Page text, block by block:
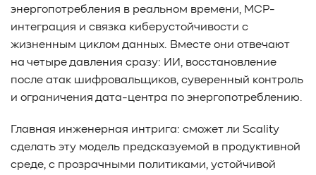
энергопотребления в реальном времени, MCP-
интеграция и связка киберустойчивости с
жизненным циклом данных. Вместе они отвечают
на четыре давления сразу: ИИ, восстановление
после атак шифровальщиков, суверенный контроль
и ограничения дата-центра по энергопотреблению.
Главная инженерная интрига: сможет ли Scality
сделать эту модель предсказуемой в продуктивной
среде, с прозрачными политиками, устойчивой